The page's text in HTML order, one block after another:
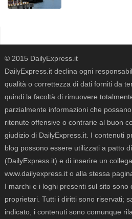
© 2015 DailyExpress.it
DailyExpress.it declina ogni
qualità o correttezza di dati forniti da
quindi la facoltà di rimuovere
parzialmente informazioni che
ritenute offensive o contrarie al buon
giudizio di DailyExpress.it. I contenuti
blog possono essere utilizzati a patto
(DailyExpress.it) e di inserire un
www.dailyexpress.it o alla stessa
I marchi e i loghi presenti sul sito sono
proprietari. Tutti i diritti sono riservati;
indicato, i contenuti sono comunque